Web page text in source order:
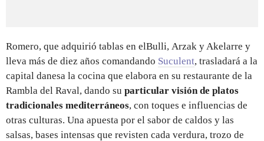
Romero, que adquirió tablas en elBulli, Arzak y Akelarre y
lleva más de diez años comandando Suculent, trasladará a la
capital danesa la cocina que elabora en su restaurante de la
Rambla del Raval, dando su particular visión de platos
tradicionales mediterráneos, con toques e influencias de
otras culturas. Una apuesta por el sabor de caldos y las
salsas, bases intensas que revisten cada verdura, trozo de